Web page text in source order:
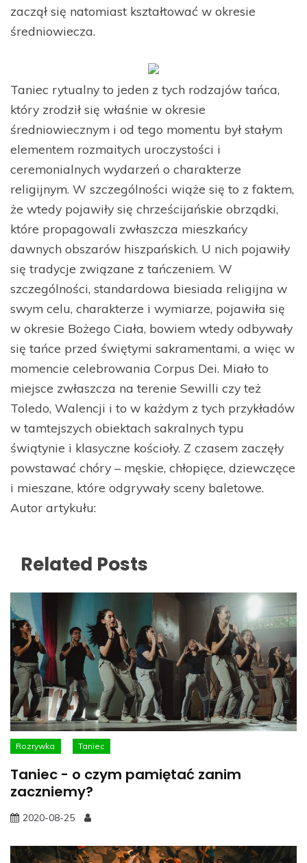
zaczął się natomiast kształtować w okresie
średniowiecza.
Taniec rytualny to jeden z tych rodzajów tańca,
który zrodził się właśnie w okresie
średniowiecznym i od tego momentu był stałym
elementem rozmaitych uroczystości i
ceremonialnych wydarzeń o charakterze
religijnym. W szczególności wiąże się to z faktem,
że wtedy pojawiły się chrześcijańskie obrządki,
które propagowali zwłaszcza mieszkańcy
dawnych obszarów hiszpańskich. U nich pojawiły
się tradycje związane z tańczeniem. W
szczególności, standardowa biesiada religijna w
swym celu, charakterze i wymiarze, pojawiła się
w okresie Bożego Ciała, bowiem wtedy odbywały
się tańce przed świętymi sakramentami, a więc w
momencie celebrowania Corpus Dei. Miało to
miejsce zwłaszcza na terenie Sewilli czy też
Toledo, Walencji i to w każdym z tych przykładów
w tamtejszych obiektach sakralnych typu
świątynie i klasyczne kościoły. Z czasem zaczęły
powstawać chóry – męskie, chłopięce, dziewczęce
i mieszane, które odgrywały sceny baletowe.
Autor artykułu:
Related Posts
Rozrywka Taniec
Taniec - o czym pamiętać zanim
zaczniemy?
2020-08-25